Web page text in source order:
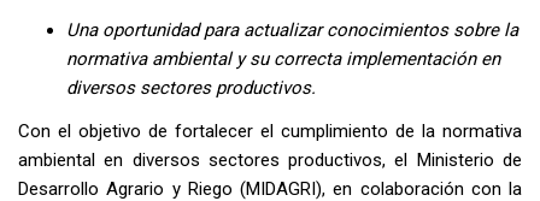
Una oportunidad para actualizar conocimientos sobre la
normativa ambiental y su correcta implementación en
diversos sectores productivos.
Con el objetivo de fortalecer el cumplimiento de la normativa
ambiental en diversos sectores productivos, el Ministerio de
Desarrollo Agrario y Riego (MIDAGRI), en colaboración con la